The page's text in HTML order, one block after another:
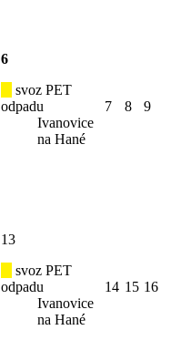
6
svoz PET
odpadu
Ivanovice
na Hané
7 8 9
13
svoz PET
odpadu
Ivanovice
na Hané
14 15 16